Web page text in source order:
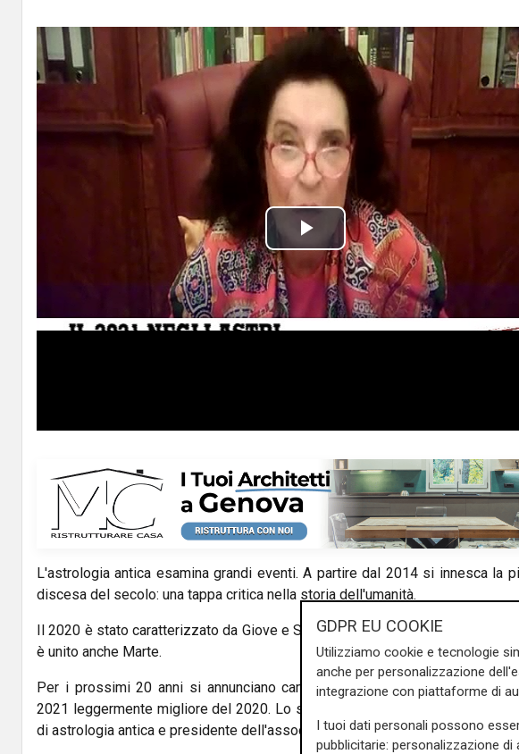
P
a
d
e
o
L'astrologia antica esamina grandi eventi. A partire dal 2014 si innesca la
discesa del secolo: una tappa critica nella storia dell'umanità.
Il 2020 è stato caratterizzato da Giove e Saturno nel segno del Capricorno. A
è unito anche Marte.
Per i prossimi 20 anni si annunciano cambiamenti nel governo,
2021 leggermente migliore del 2020. Lo sostiene la filologa
di astrologia antica e presidente dell'associazione Apotelesma.
GDPR EU COOKIE
Utilizziamo cookie e tecnologie
anche per personalizzazione
integrazione con piattaforme di
I tuoi dati personali possono
pubblicitarie: personalizzazione